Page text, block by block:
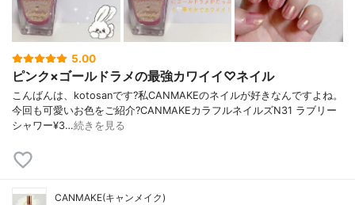
5.00
ピンク×ゴールドラメの最強カワイイ♡ネイル
こんばんは、kotosanです?私CANMAKEのネイルが好きなんですよね。
今回も可愛いお色をご紹介?CANMAKEカラフルネイルズN31 ラブリー
シャワー¥3…続きを見る
CANMAKE(キャンメイク)